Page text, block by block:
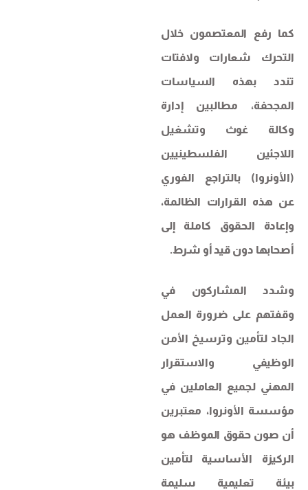
كما رفع المعتصمون خلال
التحرك شعارات ولافتات
تندد بهذه السياسات
المجحفة، مطالبين إدارة
وكالة غوث وتشغيل
اللاجئين الفلسطينيين
(الأونروا) بالتراجع الفوري
عن هذه القرارات الظالمة،
وإعادة الحقوق كاملة إلى
أصحابها دون قيد أو شرط.
وشدد المشاركون في
وقفتهم على ضرورة العمل
الجاد لتأمين وترسيخ الأمن
الوظيفي والاستقرار
المهني لجميع العاملين في
مؤسسة الأونروا، معتبرين
أن صون حقوق الموظف هو
الركيزة الأساسية لتأمين
بيئة تعليمية سليمة